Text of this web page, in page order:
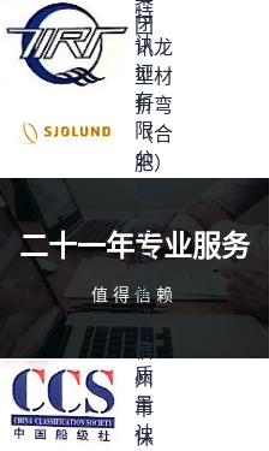
团
特
认
证
有
限
公
讯龙
型材
折弯
（合
肥）
公司
二十一年专业服务
值得信赖
中
国
船
级
社
质
量
认
宿
州
市
保